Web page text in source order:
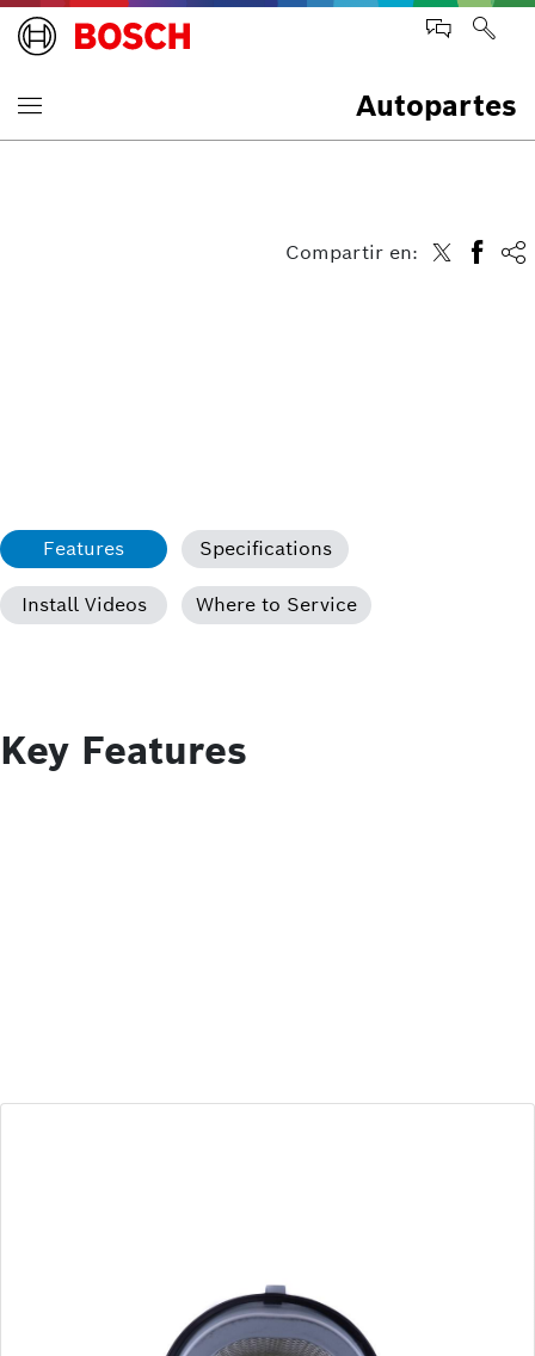
Autopartes
Compartir en:
Features Specifications
Install Videos Where to Service
Key Features